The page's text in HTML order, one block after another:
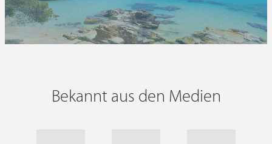
Bekannt aus den Medien